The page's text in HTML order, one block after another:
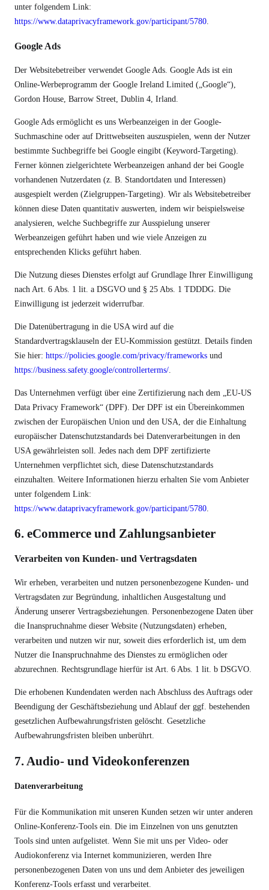
unter folgendem Link:
https://www.dataprivacyframework.gov/participant/5780.
Google Ads
Der Websitebetreiber verwendet Google Ads. Google Ads ist ein
Online-Werbeprogramm der Google Ireland Limited („Google“),
Gordon House, Barrow Street, Dublin 4, Irland.
Google Ads ermöglicht es uns Werbeanzeigen in der Google-
Suchmaschine oder auf Drittwebseiten auszuspielen, wenn der Nutzer
bestimmte Suchbegriffe bei Google eingibt (Keyword-Targeting).
Ferner können zielgerichtete Werbeanzeigen anhand der bei Google
vorhandenen Nutzerdaten (z. B. Standortdaten und Interessen)
ausgespielt werden (Zielgruppen-Targeting). Wir als Websitebetreiber
können diese Daten quantitativ auswerten, indem wir beispielsweise
analysieren, welche Suchbegriffe zur Ausspielung unserer
Werbeanzeigen geführt haben und wie viele Anzeigen zu
entsprechenden Klicks geführt haben.
Die Nutzung dieses Dienstes erfolgt auf Grundlage Ihrer Einwilligung
nach Art. 6 Abs. 1 lit. a DSGVO und § 25 Abs. 1 TDDDG. Die
Einwilligung ist jederzeit widerrufbar.
Die Datenübertragung in die USA wird auf die
Standardvertragsklauseln der EU-Kommission gestützt. Details finden
Sie hier: https://policies.google.com/privacy/frameworks und
https://business.safety.google/controllerterms/
Das Unternehmen verfügt über eine Zertifizierung nach dem „EU-US
Data Privacy Framework“ (DPF). Der DPF ist ein Übereinkommen
zwischen der Europäischen Union und den USA, der die Einhaltung
europäischer Datenschutzstandards bei Datenverarbeitungen in den
USA gewährleisten soll. Jedes nach dem DPF zertifizierte
Unternehmen verpflichtet sich, diese Datenschutzstandards
einzuhalten. Weitere Informationen hierzu erhalten Sie vom Anbieter
unter folgendem Link:
https://www.dataprivacyframework.gov/participant/5780
6. eCommerce und Zahlungs­anbieter
Verarbeiten von Kunden- und Vertragsdaten
Wir erheben, verarbeiten und nutzen personenbezogene Kunden- und
Vertragsdaten zur Begründung, inhaltlichen Ausgestaltung und
Änderung unserer Vertragsbeziehungen. Personenbezogene Daten über
die Inanspruchnahme dieser Website (Nutzungsdaten) erheben,
verarbeiten und nutzen wir nur, soweit dies erforderlich ist, um dem
Nutzer die Inanspruchnahme des Dienstes zu ermöglichen oder
abzurechnen. Rechtsgrundlage hierfür ist Art. 6 Abs. 1 lit. b DSGVO.
Die erhobenen Kundendaten werden nach Abschluss des Auftrags oder
Beendigung der Geschäftsbeziehung und Ablauf der ggf. bestehenden
gesetzlichen Aufbewahrungsfristen gelöscht. Gesetzliche
Aufbewahrungsfristen bleiben unberührt.
7. Audio- und Videokonferenzen
Datenverarbeitung
Für die Kommunikation mit unseren Kunden setzen wir unter anderen
Online-Konferenz-Tools ein. Die im Einzelnen von uns genutzten
Tools sind unten aufgelistet. Wenn Sie mit uns per Video- oder
Audiokonferenz via Internet kommunizieren, werden Ihre
personenbezogenen Daten von uns und dem Anbieter des jeweiligen
Konferenz-Tools erfasst und verarbeitet.